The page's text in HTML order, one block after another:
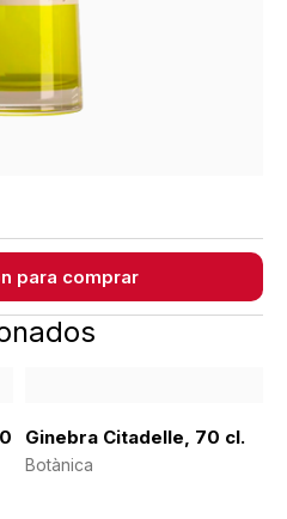
para comprar
Ginebra Citadelle, 70 cl.
Botànica